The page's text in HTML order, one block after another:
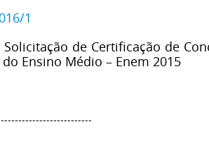
1
de Certificação de
Ensino Médio – Enem 2015